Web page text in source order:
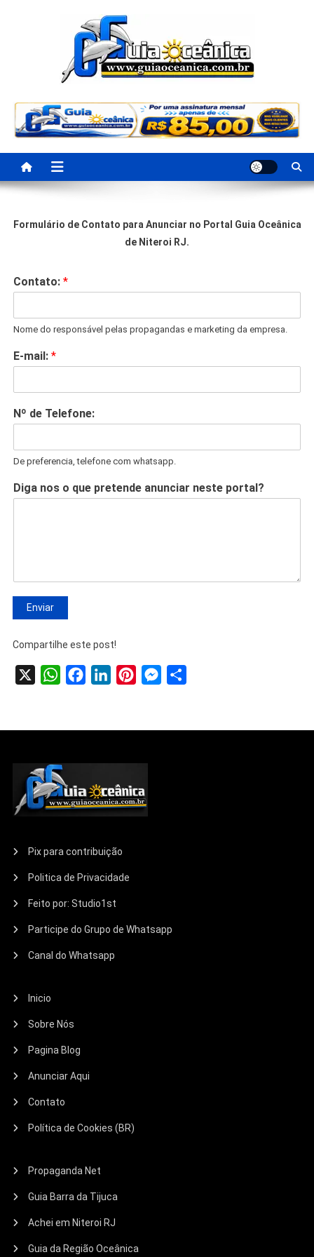
Portal Guia Oceanica
Formulário de Contato para Anunciar no Portal Guia Oceânica
de Niteroi RJ.
Contato: *
Nome do responsável pelas propagandas e marketing da empresa.
E-mail: *
Nº de Telefone:
De preferencia, telefone com whatsapp.
Diga nos o que pretende anunciar neste portal?
Enviar
Compartilhe este post!
WhatsAppFacebookLinkedInPinterestMessenger
Pix para contribuição
Politica de Privacidade
Feito por: Studio1st
Participe do Grupo de Whatsapp
Canal do Whatsapp
Inicio
Sobre Nós
Pagina Blog
Anunciar Aqui
Contato
Política de Cookies (BR)
Propaganda Net
Guia Barra da Tijuca
Achei em Niteroi RJ
Guia da Região Oceânica